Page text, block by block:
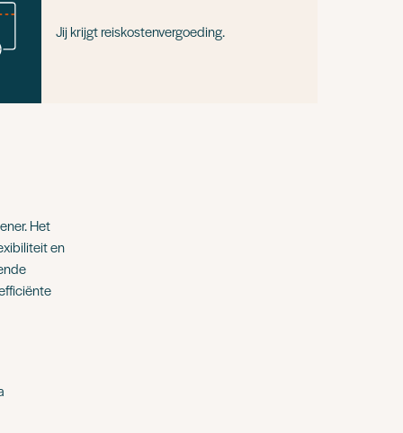
Jij krijgt reiskostenvergoeding.
Het
en